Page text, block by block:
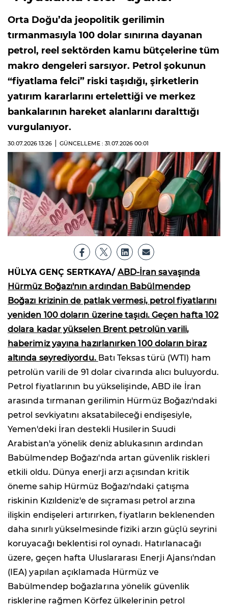
Orta Doğu’da jeopolitik gerilimin
tırmanmasıyla 100 dolar sınırına dayanan
petrol, reel sektörden kamu bütçelerine tüm
makro dengeleri sarsıyor. Petrol şokunun
“fiyatlama felci” riski taşıdığı, şirketlerin
yatırım kararlarını ertelettiği ve merkez
bankalarının hareket alanlarını daralttığı
vurgulanıyor.
30.07.2026 13:26 GÜNCELLEME : 31.07.2026 00:01
HÜLYA GENÇ SERTKAYA/ ABD-İran savaşında
Hürmüz Boğazı'nın ardından Babülmendep
Boğazı krizinin de patlak vermesi, petrol fiyatlarını
yeniden 100 doların üzerine taşıdı. Geçen hafta 102
dolara kadar yükselen Brent petrolün varili,
haberimiz yayına hazırlanırken 100 doların biraz
altında seyrediyordu. Batı Teksas türü (WTI) ham
petrolün varili de 91 dolar civarında alıcı buluyordu.
Petrol fiyatlarının bu yükselişinde, ABD ile İran
arasında tırmanan gerilimin Hürmüz Boğazı'ndaki
petrol sevkiyatını aksatabileceği endişesiyle,
Yemen'deki İran destekli Husilerin Suudi
Arabistan'a yönelik deniz ablukasının ardından
Babülmendep Boğazı'nda artan güvenlik riskleri
etkili oldu. Dünya enerji arzı açısından kritik
öneme sahip Hürmüz Boğazı'ndaki çatışma
riskinin Kızıldeniz'e de sıçraması petrol arzına
ilişkin endişeleri artırırken, fiyatların beklenenden
daha sınırlı yükselmesinde fiziki arzın güçlü seyrini
koruyacağı beklentisi rol oynadı. Hatırlanacağı
üzere, geçen hafta Uluslararası Enerji Ajansı'ndan
(IEA) yapılan açıklamada Hürmüz ve
Babülmendep boğazlarına yönelik güvenlik
risklerine rağmen Körfez ülkelerinin petrol